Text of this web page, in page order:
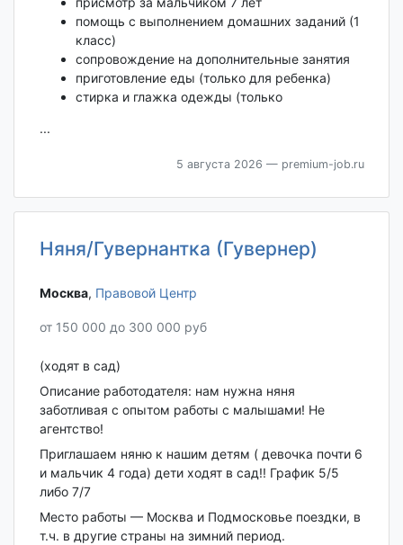
помощь с выполнением домашних заданий (1
класс)
сопровождение на дополнительные занятия
приготовление еды (только для ребенка)
стирка и глажка одежды (только
...
5 августа 2026 — premium-job.ru
Няня/Гувернантка (Гувернер)
Москва‎, Правовой Центр
от 150 000 до 300 000 руб
(ходят в сад)
Описание работодателя: нам нужна няня
заботливая с опытом работы с малышами! Не
агентство!
Приглашаем няню к нашим детям ( девочка почти 6
и мальчик 4 года) дети ходят в сад!! График 5/5
либо 7/7
Место работы — Москва и Подмосковье поездки, в
т.ч. в другие страны на зимний период.